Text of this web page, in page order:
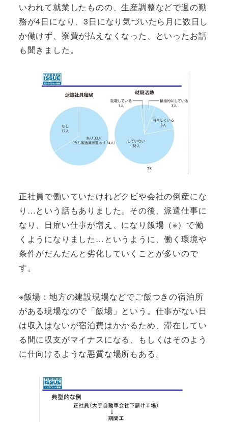
いわれて就業したものの、生産調整などで週の勤
務が4日になり、3日になり気づいたら月に数日し
か働けず、寮費が払えなくなった、といったお話
も聞きました。
正社員で働いていたけれどクビや会社の倒産にな
り…という話もありました。その後、派遣仕事に
なり、日雇い仕事が増え、になり飯場（※）で働
くようになりました…というように、働く環境や
条件がだんだんと劣化していくことが多いので
す。
※飯場：地方の建設現場などでご飯つきの宿泊所
がある現場なので「飯場」という。仕事がない日
は収入はないが宿泊費はかかるため、滞在してい
る間に収支がマイナスになる、もしくはそのよう
に仕向けるような悪質な場所もある。